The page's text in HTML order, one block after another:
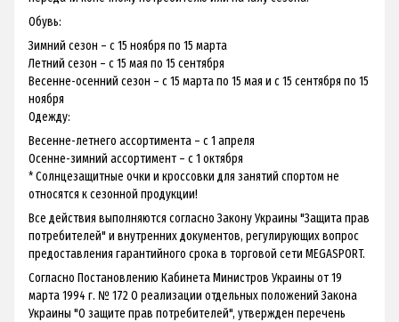
Обувь:
Зимний сезон – с 15 ноября по 15 марта
Летний сезон – с 15 мая по 15 сентября
Весенне-осенний сезон – с 15 марта по 15 мая и с 15 сентября по 15
ноября
Одежду:
Весенне-летнего ассортимента – с 1 апреля
Осенне-зимний ассортимент – с 1 октября
* Солнцезащитные очки и кроссовки для занятий спортом не
относятся к сезонной продукции!
Все действия выполняются согласно Закону Украины "Защита прав
потребителей" и внутренних документов, регулирующих вопрос
предоставления гарантийного срока в торговой сети MEGASPORT.
Согласно Постановлению Кабинета Министров Украины от 19
марта 1994 г. № 172 О реализации отдельных положений Закона
Украины "О защите прав потребителей", утвержден перечень